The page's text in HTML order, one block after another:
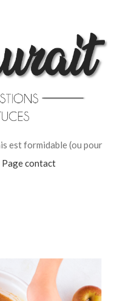
est formidable (ou pour
Page contact